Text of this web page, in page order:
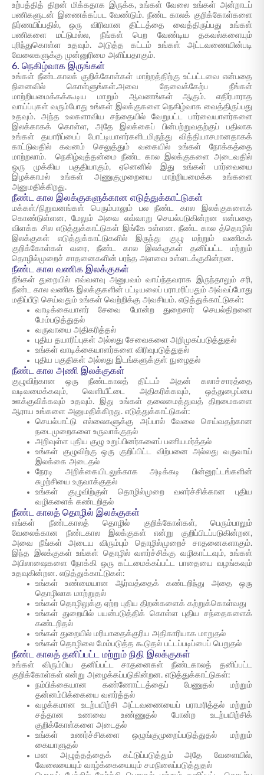
உற்பத்தித் திறன் மிக்கதாக இருக்க, உங்கள் வேலை உங்கள் அன்றாடப்
பணிகளுடன் இணைக்கப்பட வேண்டும். நீண்ட காலக் குறிக்கோள்களை
நிர்ணயிப்பதில், ஒரு விரிவான திட்டத்தை வைத்திருப்பது உங்கள்
பணிகளை மட்டுமல்ல, நீங்கள் பெற வேண்டிய தகவல்களையும்
புரிந்துகொள்ள உதவும். அடுத்த கட்டம் உங்கள் அட்டவணையின்படி
வேலைகளுக்கு முன்னுரிமை அளிப்பதாகும்.
6. நெகிழ்வாக இருங்கள்
உங்கள் நீண்டகாலக் குறிக்கோள்கள் மாற்றத்திற்கு உட்பட்டவை என்பதை
நினைவில் கொள்ளுங்கள்.அவை தேவைக்கேற்ப நீங்கள்
மாற்றியமைக்கக்கூடிய மாறும் ஆவணங்கள் ஆகும். எதிர்பாராத
வாய்ப்புகள் வரும்போது உங்கள் இலக்குகளை நெகிழ்வாக வைத்திருப்பது
உதவும். அந்த உலகளாவிய சந்தையில் வேறுபட்ட பார்வையாளர்களை
இலக்காகக் கொள்ள, அதே இலக்கைப் பின்பற்றுவதற்குப் பதிலாக
உங்கள் தயாரிப்பைப் போட்டியாளர்களிடமிருந்து வித்தியாசமானதாகக்
காட்டுவதில் கவனம் செலுத்தும் வகையில் உங்கள் நோக்கத்தை
மாற்றலாம். நெகிழ்வுத்தன்மை நீண்ட கால இலக்குகளை அடைவதில்
ஒரு முக்கிய பகுதியாகும், ஏனெனில் இது உங்கள் பார்வையை
இழக்காமல் உங்கள் அணுகுமுறையை மாற்றியமைக்க உங்களை
அனுமதிக்கிறது.
நீண்ட கால இலக்குகளுக்கான எடுத்துக்காட்டுகள்
மக்கள்/நிறுவனங்கள் பெரும்பாலும் பல நீண்ட கால இலக்குகளைக்
கொண்டுள்ளன, மேலும் அவை எவ்வாறு செயல்படுகின்றன என்பதை
விளக்க சில எடுத்துக்காட்டுகள் இங்கே உள்ளன. நீண்ட கால த்தொழில்
இலக்குகள் எடுத்துக்காட்டுகளில் இருந்து குழு மற்றும் வணிகக்
குறிக்கோள்கள் வரை, நீண்ட கால இலக்குகள் தனிப்பட்ட மற்றும்
தொழில்முறைச் சாதனைகளின் பரந்த அளவை உள்ளடக்குகின்றன.
நீண்ட கால வணிக இலக்குகள்
நீங்கள் துறையில் எவ்வளவு அனுபவம் வாய்ந்தவராக இருந்தாலும் சரி,
நீண்ட கால வணிக இலக்குகளின் பட்டியலைப் பராமரிப்பதும் அவ்வப்போது
மதிப்பீடு செய்வதும் உங்கள் வெற்றிக்கு அவசியம். எடுத்துக்காட்டுகள்:
வாடிக்கையாளர் சேவை போன்ற துறைசார் செயல்திறனை
மேம்படுத்துதல்
வருவாயை அதிகரித்தல்
புதிய தயாரிப்புகள் அல்லது சேவைகளை அறிமுகப்படுத்துதல்
உங்கள் வாடிக்கையாளர்களை விரிவுபடுத்துதல்
புதிய பகுதிகள் அல்லது இடங்களுக்குள் நுழைதல்
நீண்ட கால அணி இலக்குகள்
குழுவிற்கான ஒரு நீண்டகாலத் திட்டம் அதன் கலாச்சாரத்தை
வடிவமைக்கவும், வெளியீட்டை அதிகரிக்கவும், ஒத்துழைப்பை
ஊக்குவிக்கவும் உதவும். இது உங்கள் தலைமைத்துவத் திறமைகளை
ஆராய உங்களை அனுமதிக்கிறது. எடுத்துக்காட்டுகள்:
செயல்பாட்டு எல்லைகளுக்கு அப்பால் வேலை செய்வதற்கான
நடைமுறைகளை உருவாக்குதல்
அறிவுள்ள புதிய குழு உறுப்பினர்களைப் பணியமர்த்தல்
உங்கள் குழுவிற்கு ஒரு குறிப்பிட்ட விற்பனை அல்லது வருவாய்
இலக்கை அடைதல்
நேரடி அறிக்கையிடலுக்காக அடிக்கடி பின்னூட்டங்களின்
சுழற்சியை உருவாக்குதல்
உங்கள் குழுவிற்குள் தொழில்முறை வளர்ச்சிக்கான புதிய
வழிகளைக் கண்டறிதல்
நீண்ட காலத் தொழில் இலக்குகள்
எங்கள் நீண்டகாலத் தொழில் குறிக்கோள்கள், பெரும்பாலும்
வேலைக்கான நீண்டகால இலக்குகள் என்று குறிப்பிடப்படுகின்றன,
அவை நீங்கள் அடைய விரும்பும் தொழில்முறைச் சாதனைகளாகும்.
இந்த இலக்குகள் உங்கள் தொழில் வளர்ச்சிக்கு வழிகாட்டவும், உங்கள்
அபிலாஷைகளை நோக்கி ஒரு கட்டமைக்கப்பட்ட பாதையை வழங்கவும்
உதவுகின்றன. எடுத்துக்காட்டுகள்:
உங்கள் உண்மையான ஆர்வத்தைக் கண்டறிந்து அதை ஒரு
தொழிலாக மாற்றுதல்
உங்கள் தொழிலுக்கு ஏற்ற புதிய திறன்களைக் கற்றுக்கொள்வது
உங்கள் துறையில் பயன்படுத்திக் கொள்ள புதிய சந்தைகளைக்
கண்டறிதல்
உங்கள் துறையில் மரியாதைக்குரிய அதிகாரியாக மாறுதல்
உங்கள் தொழிலை மேம்படுத்த கூடுதல் பட்டப்படிப்பைப் பெறுதல்
நீண்ட காலத் தனிப்பட்ட மற்றும் நிதி இலக்குகள்
உங்கள் விரும்பிய தனிப்பட்ட சாதனைகள் நீண்டகாலத் தனிப்பட்ட
குறிக்கோள்கள் என்று அழைக்கப்படுகின்றன. எடுத்துக்காட்டுகள்:
நம்பிக்கையான கண்ணோட்டத்தைப் பேணுதல் மற்றும்
தன்னம்பிக்கையை வளர்த்தல்
வழக்கமான உடற்பயிற்சி அட்டவணையைப் பராமரித்தல் மற்றும்
சத்தான உணவை உண்ணுதல் போன்ற உடற்பயிற்சிக்
குறிக்கோள்களை அடைதல்
உங்கள் உணர்ச்சிகளை ஒழுங்குமுறைப்படுத்துதல் மற்றும்
கையாளுதல்
மன அழுத்தத்தைக் கட்டுப்படுத்தும் அதே வேளையில்,
வேலையையும் வாழ்க்கையையும் சமநிலைப்படுத்துதல்